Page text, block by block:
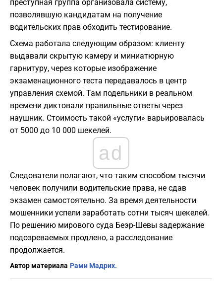
преступная группа организовала систему,
позволявшую кандидатам на получение
водительских прав обходить тестирование.
Схема работала следующим образом: клиенту
выдавали скрытую камеру и миниатюрную
гарнитуру, через которые изображение
экзаменационного теста передавалось в центр
управления схемой. Там подельники в реальном
времени диктовали правильные ответы через
наушник. Стоимость такой «услуги» варьировалась
от 5000 до 10 000 шекелей.
ad
Следователи полагают, что таким способом тысячи
человек получили водительские права, не сдав
экзамен самостоятельно. За время деятельности
мошенники успели заработать сотни тысяч шекелей.
По решению мирового суда Беэр-Шевы задержание
подозреваемых продлено, а расследование
продолжается.
Автор материала Рами Мадрих.